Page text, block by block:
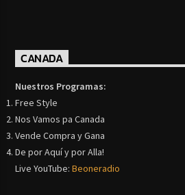
CANADA
Nuestros Programas:
Free Style
Nos Vamos pa Canada
Vende Compra y Gana
De por Aquí y por Alla!
Live YouTube:Beoneradio